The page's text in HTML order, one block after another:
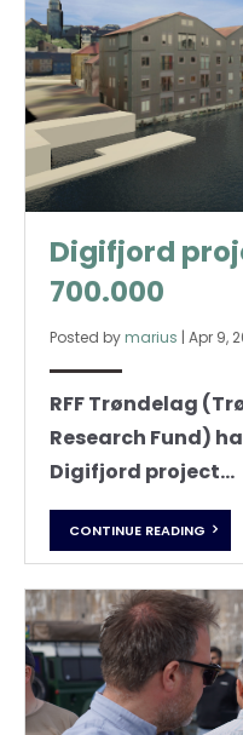
Digifjord
700.000
Posted by marius | Apr 9,
RFF Trøndelag
Research Fund)
Digifjord project...
CONTINUE READING